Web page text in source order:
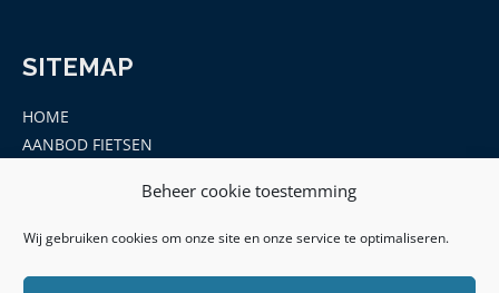
Beheer cookie toestemming
Wij gebruiken cookies om onze site en onze service te optimaliseren.
SITEMAP
HOME
AANBOD FIETSEN
ONDERDELEN EN ACCESSOIRES
CONTACT